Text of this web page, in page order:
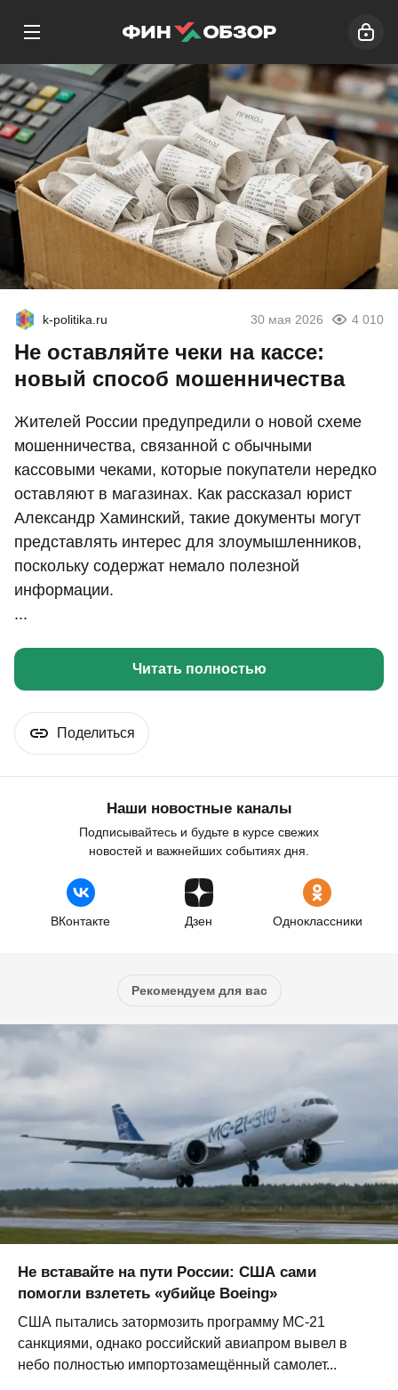
k-politika.ru 30 мая 2026 4 010
Не оставляйте чеки на кассе:
новый способ мошенничества
Жителей России предупредили о новой схеме
мошенничества, связанной с обычными
кассовыми чеками, которые покупатели нередко
оставляют в магазинах. Как рассказал юрист
Александр Хаминский, такие документы могут
представлять интерес для злоумышленников,
поскольку содержат немало полезной
информации.
...
Читать полностью
Поделиться
Наши новостные каналы
Подписывайтесь и будьте в курсе свежих
новостей и важнейших событиях дня.
ВКонтакте Дзен Одноклассники
Рекомендуем для вас
Не вставайте на пути России: США сами
помогли взлететь «убийце Boeing»
США пытались затормозить программу МС-21
санкциями, однако российский авиапром вывел в
небо полностью импортозамещённый самолет...